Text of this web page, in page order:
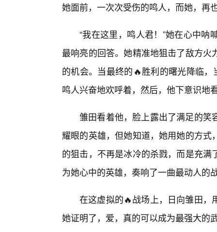
她面前，一次次受伤的鸣人，而她，再
“我在这里，鸣人君！”她在心中
最响亮的回答。她精准地狙击了敌方
的机会。当最终的🔥胜利的曙光降临
鸣人兴奋地欢呼着，然后，他下意识地
雏田看着他，脸上露出了满足的笑
耀眼的英雄，但她知道，她用她的方
的狙击，不再是冰冷的杀戮，而是充
为她心中的英雄，奏响了一曲最动人的
在这虚拟的🔥战场上，日向雏田，
她证明了，爱，真的可以成为最强大的